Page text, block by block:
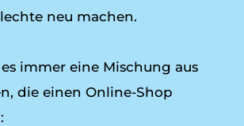
neu machen.
immer eine Mischung aus
die einen Online-Shop